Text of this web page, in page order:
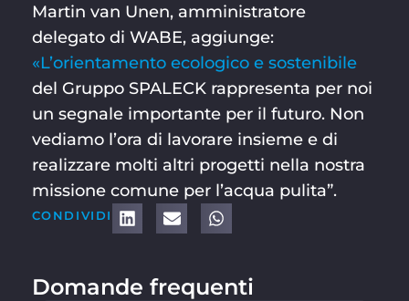
Martin van Unen, amministratore
delegato di WABE, aggiunge:
«L’orientamento ecologico e sostenibile
del Gruppo SPALECK rappresenta per noi
un segnale importante per il futuro. Non
vediamo l’ora di lavorare insieme e di
realizzare molti altri progetti nella nostra
missione comune per l’acqua pulita”.
CONDIVIDI
Domande frequenti